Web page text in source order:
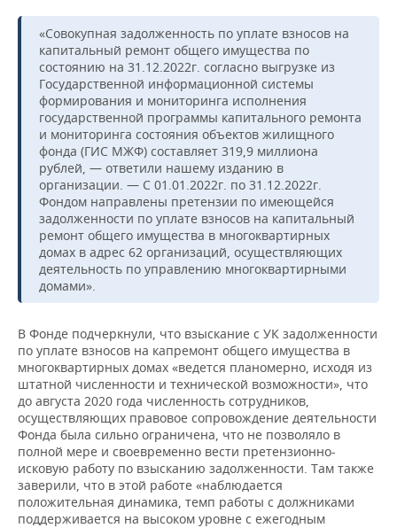
«Совокупная задолженность по уплате взносов на
капитальный ремонт общего имущества по
состоянию на 31.12.2022г. согласно выгрузке из
Государственной информационной системы
формирования и мониторинга исполнения
государственной программы капитального ремонта
и мониторинга состояния объектов жилищного
фонда (ГИС МЖФ) составляет 319,9 миллиона
рублей, — ответили нашему изданию в
организации. — С 01.01.2022г. по 31.12.2022г.
Фондом направлены претензии по имеющейся
задолженности по уплате взносов на капитальный
ремонт общего имущества в многоквартирных
домах в адрес 62 организаций, осуществляющих
деятельность по управлению многоквартирными
домами».
В Фонде подчеркнули, что взыскание с УК задолженности
по уплате взносов на капремонт общего имущества в
многоквартирных домах «ведется планомерно, исходя из
штатной численности и технической возможности», что
до августа 2020 года численность сотрудников,
осуществляющих правовое сопровождение деятельности
Фонда была сильно ограничена, что не позволяло в
полной мере и своевременно вести претензионно-
исковую работу по взысканию задолженности. Там также
заверили, что в этой работе «наблюдается
положительная динамика, темп работы с должниками
поддерживается на высоком уровне с ежегодным